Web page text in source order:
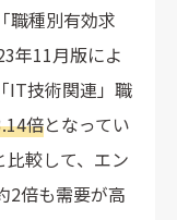
職種別有効求
年11月版によ
IT技術関連」職
倍となってい
比較して、エン
2倍も需要が高